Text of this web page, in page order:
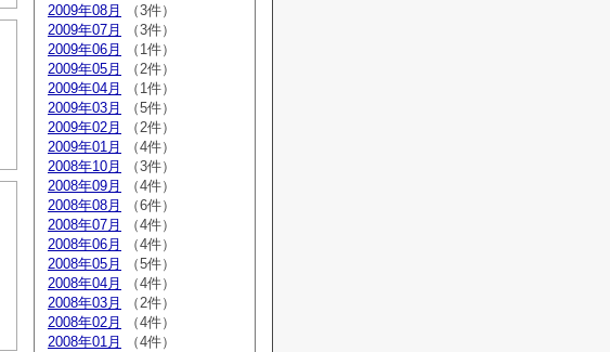
2009年08月
（3件）
2009年07月
（3件）
2009年06月
（1件）
2009年05月
（2件）
2009年04月
（1件）
2009年03月
（5件）
2009年02月
（2件）
2009年01月
（4件）
2008年10月
（3件）
2008年09月
（4件）
2008年08月
（6件）
2008年07月
（4件）
2008年06月
（4件）
2008年05月
（5件）
2008年04月
（4件）
2008年03月
（2件）
2008年02月
（4件）
2008年01月
（4件）